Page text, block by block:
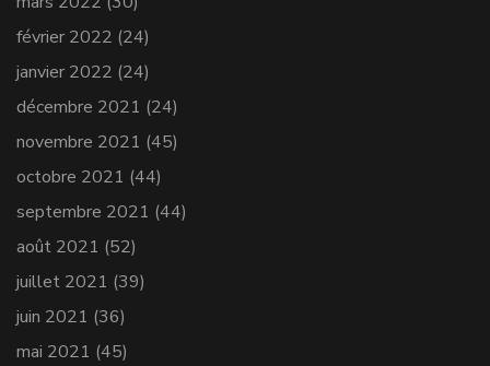
février 2022 (24)
janvier 2022 (24)
décembre 2021 (24)
novembre 2021 (45)
octobre 2021 (44)
septembre 2021 (44)
août 2021 (52)
juillet 2021 (39)
juin 2021 (36)
mai 2021 (45)